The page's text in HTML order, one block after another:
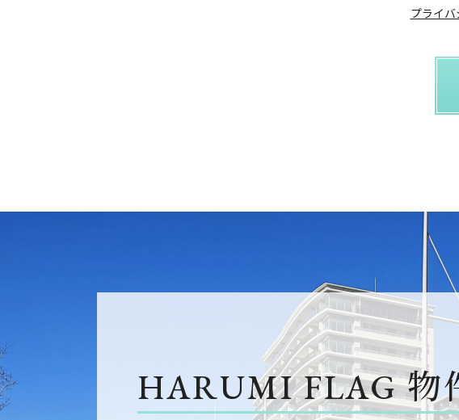
プライバ
HARUMI FLAG物